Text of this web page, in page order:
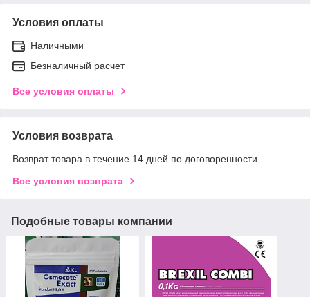
Условия оплаты
Наличными
Безналичный расчет
Все условия оплаты
Условия возврата
Возврат товара в течение 14 дней по договоренности
Все условия возврата
Подобные товары компании